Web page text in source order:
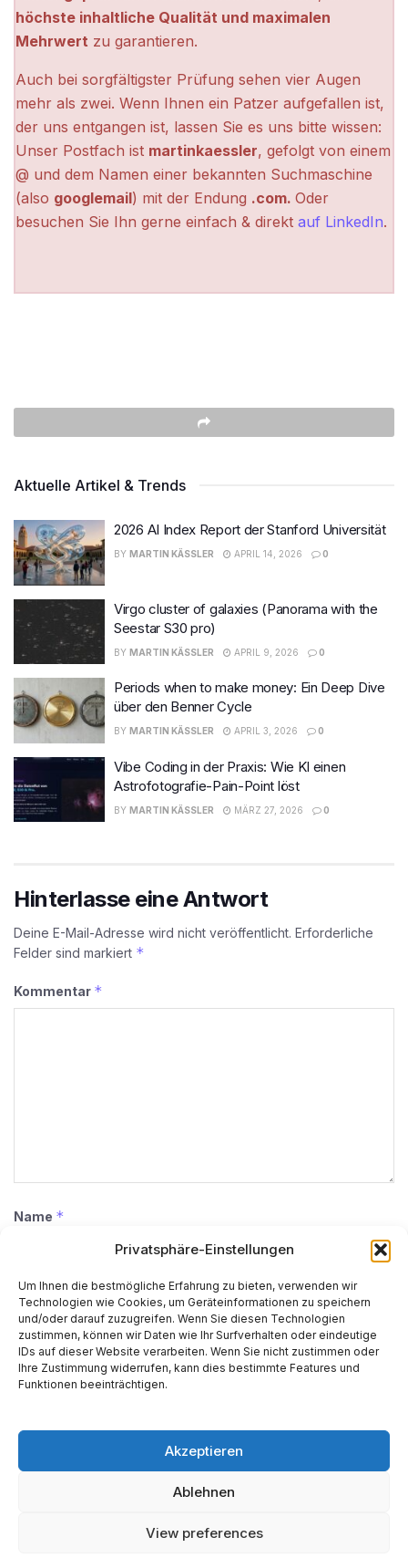
Privatsphäre-Einstellungen
Um Ihnen die bestmögliche Erfahrung zu bieten, verwenden wir
Technologien wie Cookies, um Geräteinformationen zu speichern
und/oder darauf zuzugreifen. Wenn Sie diesen Technologien
zustimmen, können wir Daten wie Ihr Surfverhalten oder eindeutige
IDs auf dieser Website verarbeiten. Wenn Sie nicht zustimmen oder
Ihre Zustimmung widerrufen, kann dies bestimmte Features und
Funktionen beeinträchtigen.
Akzeptieren
Ablehnen
View preferences
höchste inhaltliche Qualität und maximalen
Mehrwert zu garantieren.
Auch bei sorgfältigster Prüfung sehen vier Augen
mehr als zwei. Wenn Ihnen ein Patzer aufgefallen ist,
der uns entgangen ist, lassen Sie es uns bitte wissen:
Unser Postfach ist martinkaessler, gefolgt von einem
@ und dem Namen einer bekannten Suchmaschine
(also googlemail) mit der Endung .com. Oder
besuchen Sie Ihn gerne einfach & direkt auf LinkedIn.
Aktuelle Artikel & Trends
2026 AI Index Report der Stanford Universität
BY MARTIN KÄSSLER APRIL 14, 2026 0
Virgo cluster of galaxies (Panorama with the
Seestar S30 pro)
BY MARTIN KÄSSLER APRIL 9, 2026 0
Periods when to make money: Ein Deep Dive
über den Benner Cycle
BY MARTIN KÄSSLER APRIL 3, 2026 0
Vibe Coding in der Praxis: Wie KI einen
Astrofotografie-Pain-Point löst
BY MARTIN KÄSSLER MÄRZ 27, 2026 0
Hinterlasse eine Antwort
Deine E-Mail-Adresse wird nicht veröffentlicht. Erforderliche
Felder sind markiert *
Kommentar *
Name *
E-Mail-Adresse*
Website